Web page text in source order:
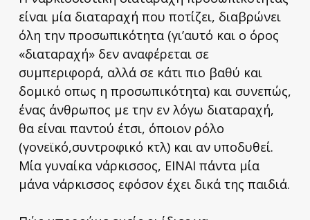
είναι μία διαταραχή που ποτίζει, διαβρώνει
όλη την προσωπικότητα (γι’αυτό και ο όρος
«διαταραχή» δεν αναφέρεται σε
συμπεριφορά, αλλά σε κάτι πιο βαθύ και
δομικό οπως η προσωπικότητα) και συνεπώς,
ένας άνθρωπος με την εν λόγω διαταραχή,
θα είναι παντού έτσι, όποιον ρόλο
(γονεϊκό,συντροφικό κτλ) και αν υποδυθεί.
Μία γυναίκα νάρκισσος, ΕΙΝΑΙ πάντα μία
μάνα νάρκισσος εφόσον έχει δικά της παιδιά.